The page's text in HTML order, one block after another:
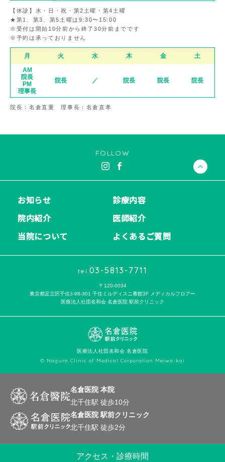
アクセス・診療時間
【休診】水・日・祝・第2土曜・第4土曜
★第1、第3、第5土曜は9:30〜15:00
※受付は開始10分前から終了30分前までです
※予約は承っておりません
月 火 水 木 金
土
AM
院長
PM
理事長
院長 ／ 院長 院長 院長
院長：名倉直重 理事長：名倉直孝
FOLLOW
お知らせ
診療内容
院内紹介
医師紹介
当院について
よくあるご質問
〒120-0034
東京都足立区千住3-98-301 千住ミルディスニ番館3F メディカルフロアー
医療法人社団名和会 名倉医院 駅前クリニック
tel. 03-5813-7711
医療法人社団名和会 名倉医院
© Nagura Clinic of Medical Corporation Meiwa-kai
名倉医院 本院
北千住駅 徒歩10分
名倉医院 駅前クリニック
北千住駅 徒歩2分